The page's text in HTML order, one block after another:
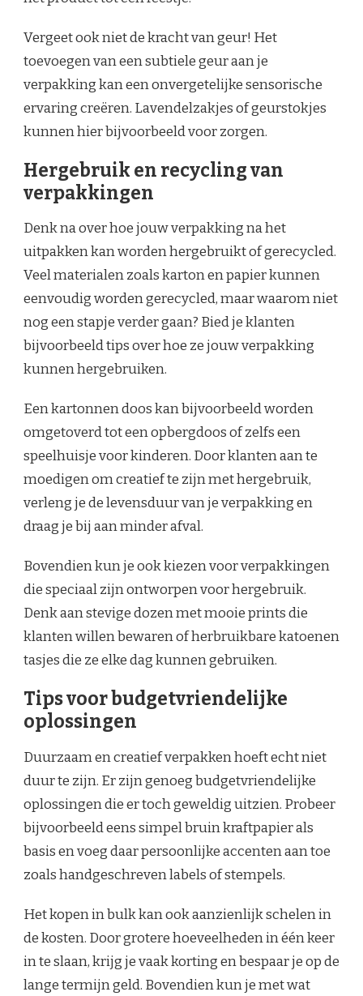
Vergeet ook niet de kracht van geur! Het
toevoegen van een subtiele geur aan je
verpakking kan een onvergetelijke sensorische
ervaring creëren. Lavendelzakjes of geurstokjes
kunnen hier bijvoorbeeld voor zorgen.
Hergebruik en recycling van
verpakkingen
Denk na over hoe jouw verpakking na het
uitpakken kan worden hergebruikt of gerecycled.
Veel materialen zoals karton en papier kunnen
eenvoudig worden gerecycled, maar waarom niet
nog een stapje verder gaan? Bied je klanten
bijvoorbeeld tips over hoe ze jouw verpakking
kunnen hergebruiken.
Een kartonnen doos kan bijvoorbeeld worden
omgetoverd tot een opbergdoos of zelfs een
speelhuisje voor kinderen. Door klanten aan te
moedigen om creatief te zijn met hergebruik,
verleng je de levensduur van je verpakking en
draag je bij aan minder afval.
Bovendien kun je ook kiezen voor verpakkingen
die speciaal zijn ontworpen voor hergebruik.
Denk aan stevige dozen met mooie prints die
klanten willen bewaren of herbruikbare katoenen
tasjes die ze elke dag kunnen gebruiken.
Tips voor budgetvriendelijke
oplossingen
Duurzaam en creatief verpakken hoeft echt niet
duur te zijn. Er zijn genoeg budgetvriendelijke
oplossingen die er toch geweldig uitzien. Probeer
bijvoorbeeld eens simpel bruin kraftpapier als
basis en voeg daar persoonlijke accenten aan toe
zoals handgeschreven labels of stempels.
Het kopen in bulk kan ook aanzienlijk schelen in
de kosten. Door grotere hoeveelheden in één keer
in te slaan, krijg je vaak korting en bespaar je op de
lange termijn geld. Bovendien kun je met wat